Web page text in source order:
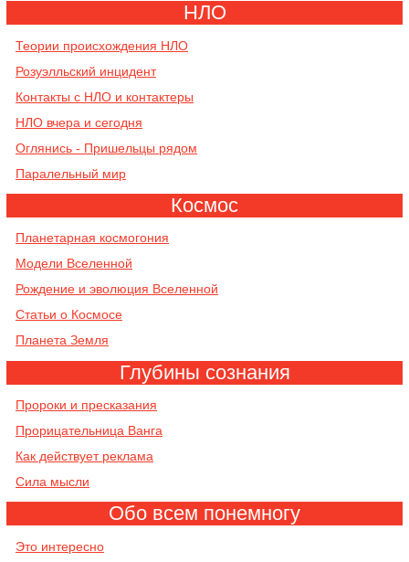
НЛО
Теории происхождения НЛО
Розуэлльский инцидент
Контакты с НЛО и контактеры
НЛО вчера и сегодня
Оглянись - Пришельцы рядом
Паралельный мир
Космос
Планетарная космогония
Модели Вселенной
Рождение и эволюция Вселенной
Cтатьи о Космосе
Планета Земля
Глубины сознания
Пророки и пресказания
Прорицательница Ванга
Как действует реклама
Сила мысли
Обо всем понемногу
Это интересно